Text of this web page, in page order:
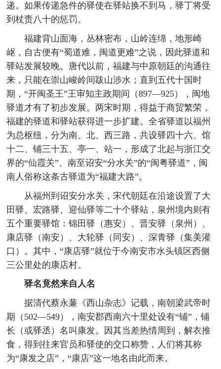
递。如果传递急件的驿使在驿站换不到马，驿丁将受
到杖责八十的惩罚。
福建背山面海，丛林密布，山岭连绵，地形崎
岖，自古便有“蜀道难，闽道更难”之说，因此驿道和
驿站发展较晚。唐代以前，福建与中原朝廷的沟通往
来，只能在崇山峻岭间跋山涉水；直到五代十国时
期，“开闽圣王”王审知主政期间（897—925），闽地
驿道才有了初步发展。两宋时期，得益于商贸繁荣，
福建的驿道和驿站获得进一步扩建。全省驿道以福州
为总枢纽，分为南、北、西三路，共设驿四十六、馆
十二、铺三十五、亭一、站一，形成了北起与浙江交
界的“仙霞关”、南至诏安“分水关”的“闽粤驿道”，闽
南人俗称这条古驿道为“福建大路”。
从福州到诏安分水关，宋代朝廷在沿途设置了大
田驿、宏路驿、迎仙驿等二十个驿站，泉州境内则有
五个重要驿馆：锦田驿（惠安）、晋安驿（泉州）、
康店驿（南安）、大轮驿（同安）、深青驿（集美灌
口）。其中，“康店驿”就位于今南安市水头镇区西侧
三公里处的康店村。
驿名竟然来自人名
据清代蔡永蒹《西山杂志》记载，南朝梁武帝时
期（502—549），南安郡西南六十里处设有“铺”，铺
长（或驿丞）名叫康发。因其当差热情周到，解衣推
食，得到往来官员和驿使的交口称赞，人们将其称
为“康发之店”，“康店”这一地名由此而来。